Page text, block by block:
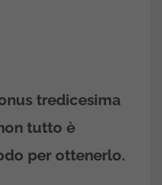
tredicesima
tutto è
per ottenerlo.